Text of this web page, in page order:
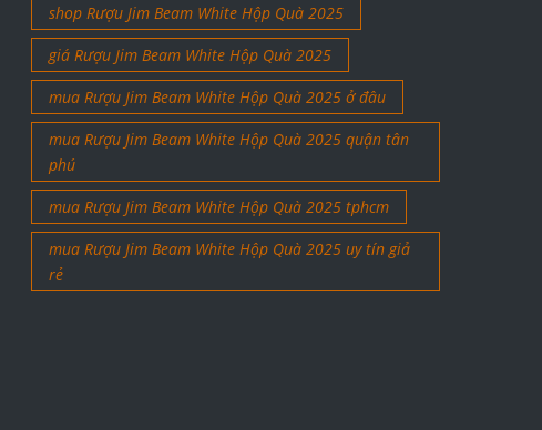
shop Rượu Jim Beam White Hộp Quà 2025
giá Rượu Jim Beam White Hộp Quà 2025
mua Rượu Jim Beam White Hộp Quà 2025 ở đâu
mua Rượu Jim Beam White Hộp Quà 2025 quận tân
phú
mua Rượu Jim Beam White Hộp Quà 2025 tphcm
mua Rượu Jim Beam White Hộp Quà 2025 uy tín giả
rẻ